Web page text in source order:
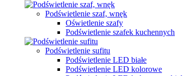
Podświetlenie szaf, wnęk
Oświetlenie szafy
Podświetlenie szafek kuchennych
Podświetlenie sufitu
Podświetlenie LED białe
Podświetlenie LED kolorowe